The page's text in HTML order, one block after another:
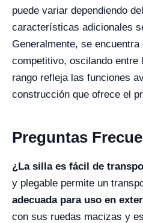
puede variar dependiendo
características adicionales
Generalmente, se
competitivo, oscilando entre
rango refleja las funciones
construcción que ofrece el
Preguntas
¿La silla es fácil de
y plegable permite un
adecuada para uso en
con sus ruedas macizas y